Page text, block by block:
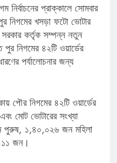
প্রাক্কালে সোমবার
নিগমের খসড়া ফটো ভোটার
কর্তৃক সম্পন্ন নতুন
পুর নিগমের ৪২টি ওয়ার্ডের
পর্যালোচনার জন্য
পৌর নিগমের ৪২টি ওয়ার্ডের
মোট ভোটারের সংখ্যা
১,৪০,০২৬ জন মহিলা
১১ জন।